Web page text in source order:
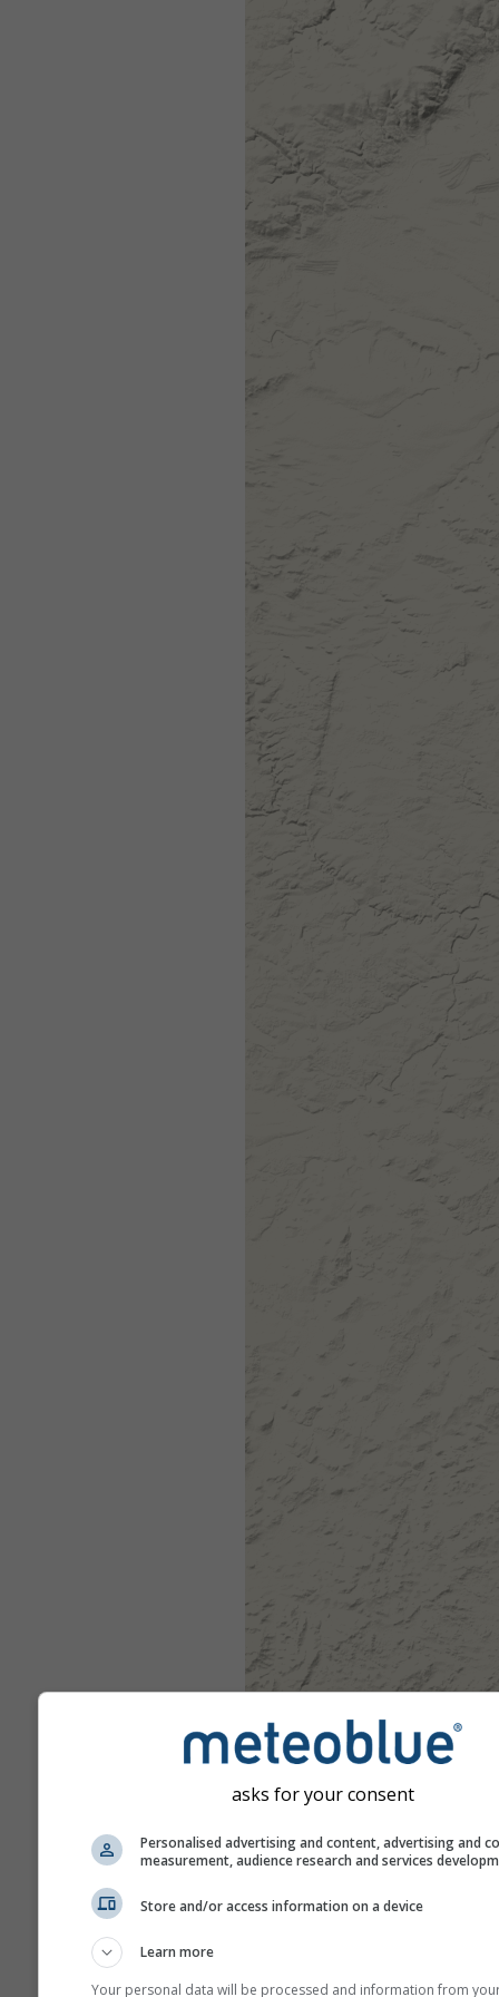
asks for your consent
Personalised advertising and content, advertising and
measurement, audience research and services
Store and/or access information on a device
Learn more
Your personal data will be processed and information from